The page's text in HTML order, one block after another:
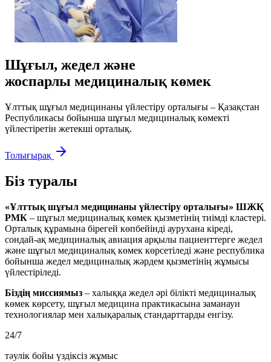
Шұғыл, жедел және
жоспарлы медициналық көмек
Ұлттық шұғыл медицинаны үйлестіру орталығы – Қазақстан
Республикасы бойынша шұғыл медициналық көмекті
үйлестіретін жетекші орталық.
Толығырақ
Біз туралы
«Ұлттық шұғыл медицинаны үйлестіру орталығы» ШЖҚ
РМК – шұғыл медициналық көмек қызметінің тиімді кластері.
Орталық құрамына бірегей көпбейінді аурухана кіреді,
сондай-ақ медициналық авиация арқылы пациенттерге жедел
және шұғыл медициналық көмек көрсетіледі және республика
бойынша жедел медициналық жәрдем қызметінің жұмысы
үйлестіріледі.
Біздің миссиямыз – халыққа жедел әрі білікті медициналық
көмек көрсету, шұғыл медицина практикасына заманауи
технологиялар мен халықаралық стандарттарды енгізу.
24/7
тәулік бойы үздіксіз жұмыс